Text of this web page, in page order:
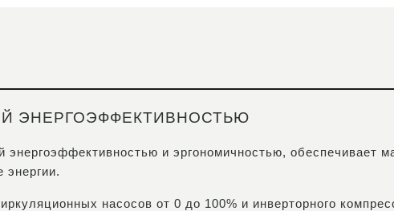
ЭНЕРГОЭФФЕКТИВНОСТЬЮ
и эргономичностью, обеспечивает
насосов от 0 до 100% и инверторного